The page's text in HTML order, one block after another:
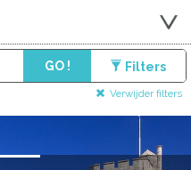
GO ! Filters
Verwijder filters